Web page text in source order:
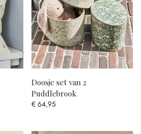
Doosje set van 2
Puddlebrook
€ 64,95